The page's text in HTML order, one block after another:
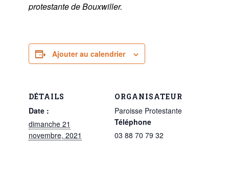
protestante de Bouxwiller.
Ajouter au calendrier
DÉTAILS
Date :
dimanche 21
novembre, 2021
ORGANISATEUR
Paroisse Protestante
Téléphone
03 88 70 79 32